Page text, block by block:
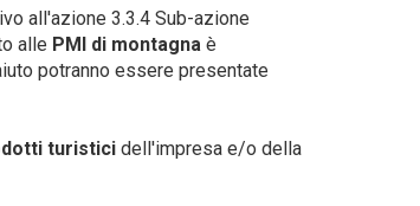
all'azione 3.3.4 Sub-azione
alle PMI di montagna è
potranno essere presentate
turistici dell'impresa e/o della